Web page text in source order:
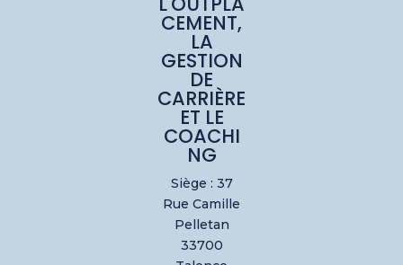
CEMENT,
LA
GESTION
DE
CARRIÈRE
ET LE
COACHI
NG
Siège : 37
Rue Camille
Pelletan
33700